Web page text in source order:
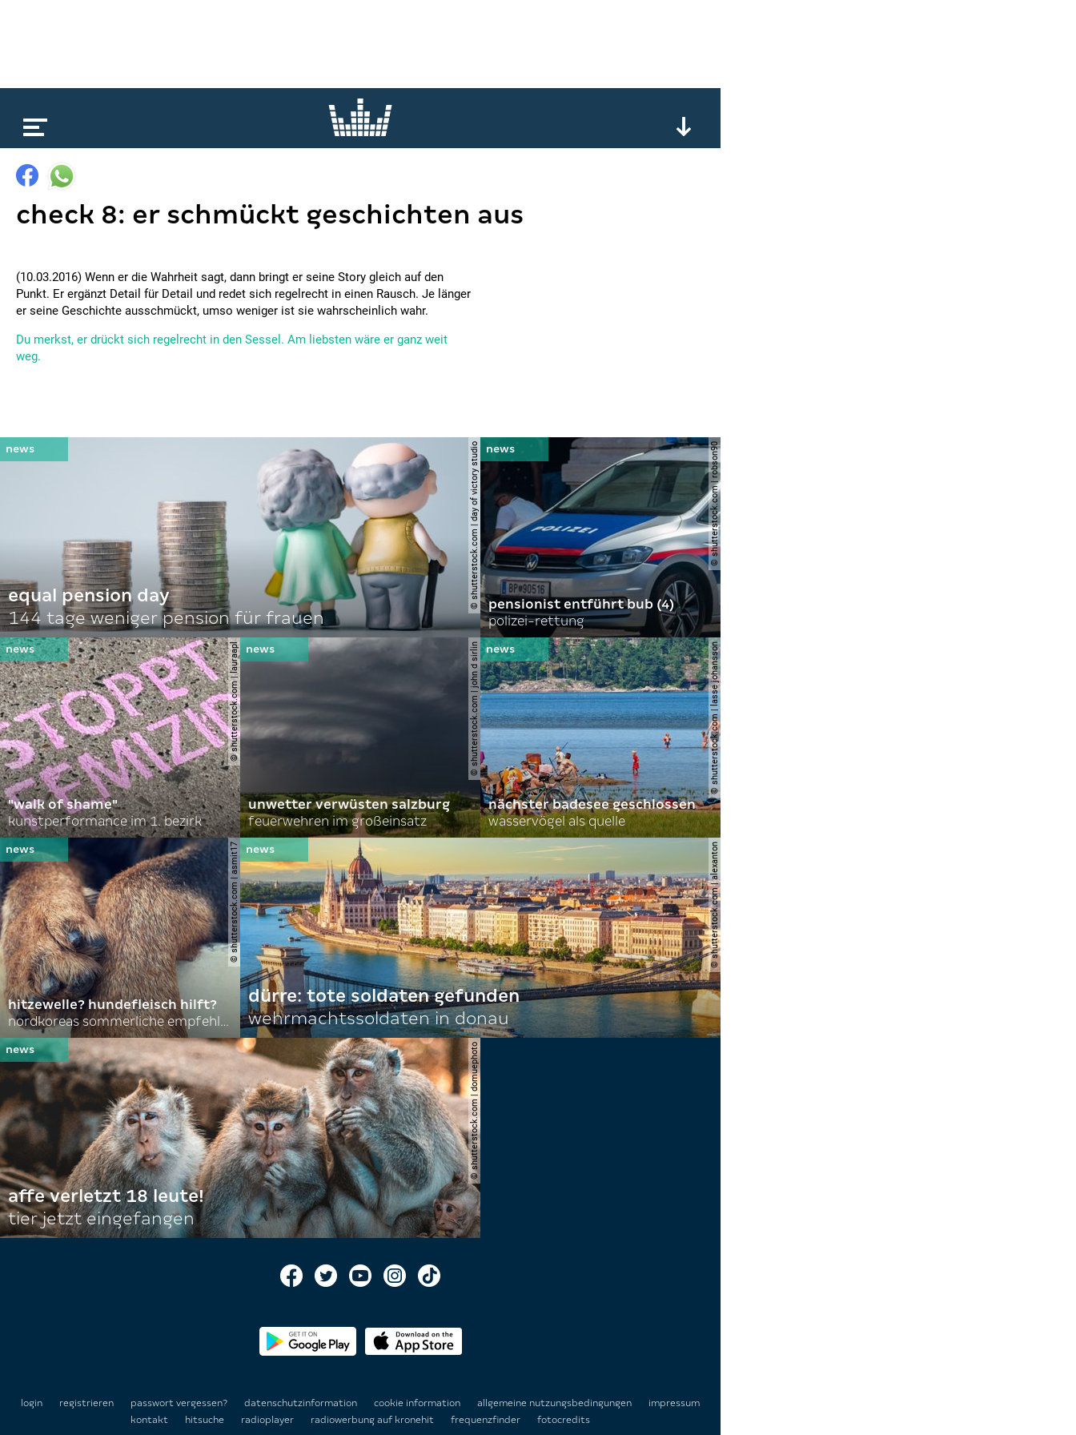
check 8: er schmückt geschichten aus
(10.03.2016) Wenn er die Wahrheit sagt, dann bringt er seine Story gleich auf den
Punkt. Er ergänzt Detail für Detail und redet sich regelrecht in einen Rausch. Je länger
er seine Geschichte ausschmückt, umso weniger ist sie wahrscheinlich wahr.
Du merkst, er drückt sich regelrecht in den Sessel. Am liebsten wäre er ganz weit
weg.
© shutterstock.com | day of victory studio
equal pension day
144 tage weniger pension für frauen
© shutterstock.com | robson90
pensionist entführt bub (4)
polizei-rettung
© shutterstock.com | lauraapl
"walk of shame"
kunstperformance im 1. bezirk
© shutterstock.com | john d sirlin
unwetter verwüsten salzburg
feuerwehren im großeinsatz
© shutterstock.com | lasse johansson
nächster badesee geschlossen
wasservögel als quelle
© shutterstock.com | asmit17
hitzewelle? hundefleisch hilft?
nordkoreas sommerliche empfehlungen
© shutterstock.com | alexanton
dürre: tote soldaten gefunden
wehrmachtssoldaten in donau
© shutterstock.com | domuephoto
affe verletzt 18 leute!
tier jetzt eingefangen
login registrieren passwort vergessen? datenschutzinformation cookie information allgemeine nutzungsbedingungen
impressum
kontakt
hitsuche radioplayer radiowerbung auf kronehit frequenzfinder fotocredits